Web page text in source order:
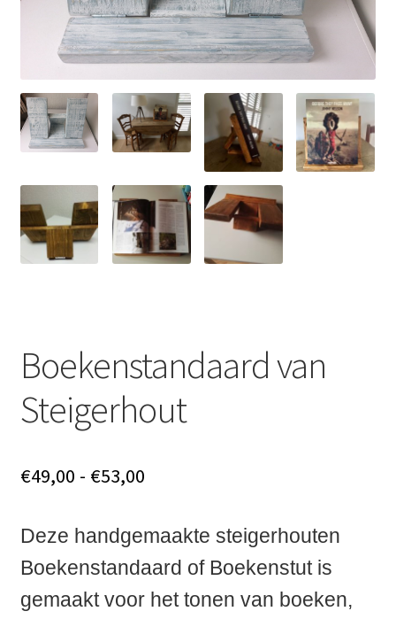
Boekenstandaard van
Steigerhout
€49,00 - €53,00Prijsklasse:
tot
€53,00
Deze handgemaakte steigerhouten
Boekenstandaard of Boekenstut is
gemaakt voor het tonen van boeken,